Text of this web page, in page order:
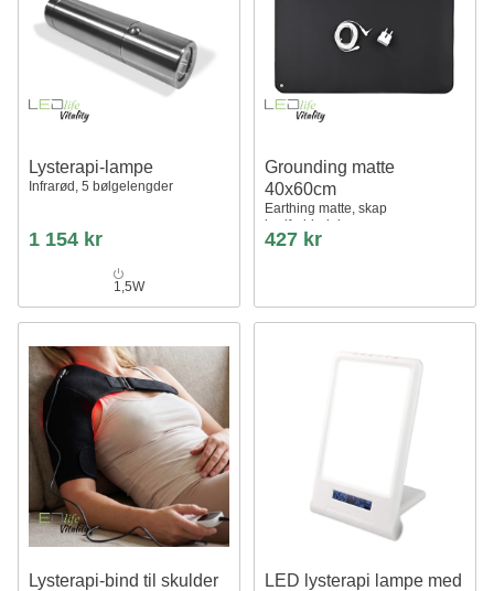
Lysterapi-lampe
Infrarød, 5 bølgelengder
1 154 kr
1,5W
Grounding matte
40x60cm
Earthing matte, skap
jordforbindelse
427 kr
Lysterapi-bind til skulder
LED lysterapi lampe med